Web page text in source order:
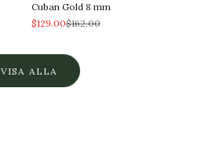
Cuban Gold 8 mm
REA-pris
$129.00Pris
$162.00
VISA ALLA